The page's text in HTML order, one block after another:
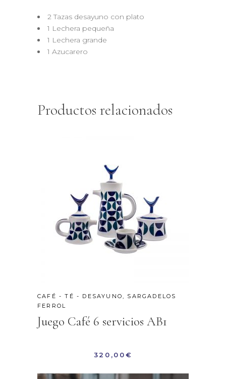
2 Tazas desayuno con plato
1 Lechera pequeña
1 Lechera grande
1 Azucarero
Productos relacionados
CAFÉ - TÉ - DESAYUNO, SARGADELOS
FERROL
Juego Café 6 servicios AB1
320,00€